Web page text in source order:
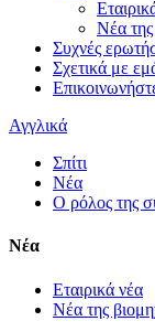
Νέα της
Συχνές
Σχετικά με
Αγγλικά
Σπίτι
Νέα
Ο ρόλος της
Νέα
Εταιρικά νέα
Νέα της